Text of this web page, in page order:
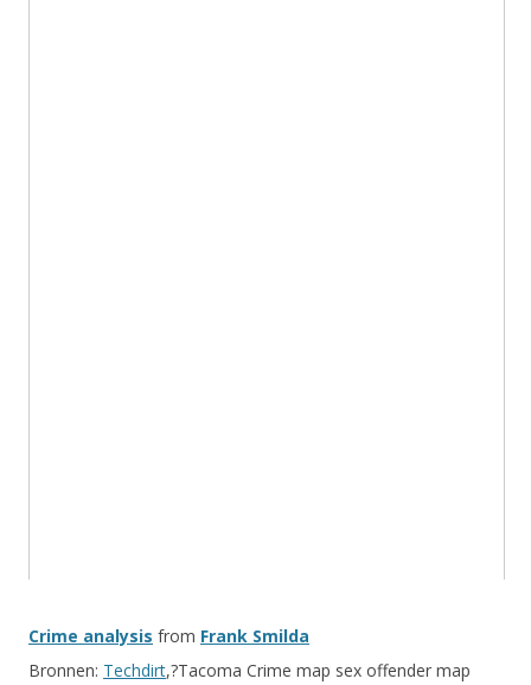
Crime analysis from Frank Smilda
Bronnen: Techdirt,?Tacoma Crime map sex offender map